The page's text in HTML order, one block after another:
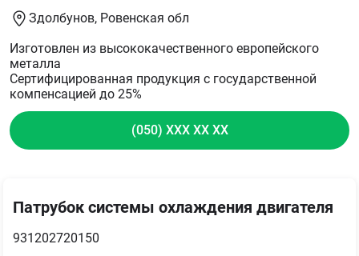
Патрубок системы охлаждения двигателя
931202720150
Здолбунов, Ровенская обл
Изготовлен из высококачественного европейского
металла
Сертифицированная продукция с государственной
компенсацией до 25%
(050) XXX XX XX